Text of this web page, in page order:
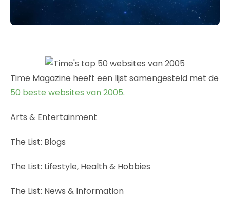
Time Magazine heeft een lijst samengesteld met de
50 beste websites van 2005.
Arts & Entertainment
The List: Blogs
The List: Lifestyle, Health & Hobbies
The List: News & Information